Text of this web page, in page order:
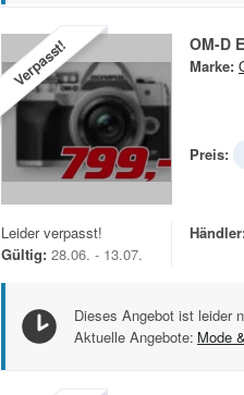
Verpasst! OM-D
Marke:
Preis:
Leider verpasst!
Gültig: 28.06. - 13.07.
Dieses Angebot ist leider
Aktuelle Angebote: Mode